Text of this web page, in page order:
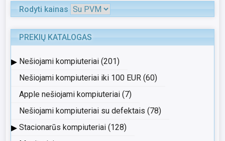
Rodyti kainas
PREKIŲ KATALOGAS
▸ Nešiojami kompiuteriai (201)
Nešiojami kompiuteriai iki 100 EUR (60)
Apple nešiojami kompiuteriai (7)
Nešiojami kompiuteriai su defektais (78)
▸ Stacionarūs kompiuteriai (128)